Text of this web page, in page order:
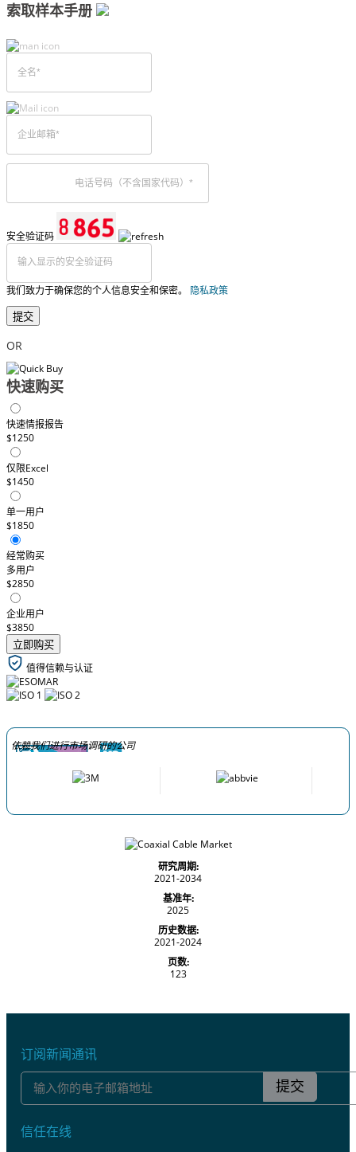
索取样本手册
安全验证码
我们致力于确保您的个人信息安全和保密。 隐私政策
提交
OR
快速购买
快速情报报告
$1250
仅限Excel
$1450
单一用户
$1850
经常购买
多用户
$2850
企业用户
$3850
立即购买
值得信赖与认证
依赖我们进行市场调研的公司
研究周期:
2021-2034
基准年:
2025
历史数据:
2021-2024
页数:
123
订阅新闻通讯
提交
信任在线